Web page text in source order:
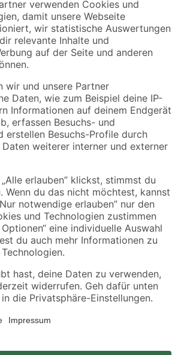
Versandarten
gesetzl. MwSt.. Die dargestellten Angebote sind unter
verfügbar. Die angegebenen Verfügbarkeiten beziehen
ausgewählten toom Baumarkt. Alle Angebote und
gilt nicht für Artikel mit Speditionsversand, hier
an.